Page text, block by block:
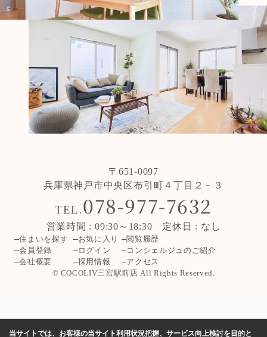
〒651-0097
兵庫県神戸市中央区布引町４丁目２－３
TEL.078-977-7632
営業時間 : 09:30～18:30 定休日 : なし
住まいを探す お気に入り
閲覧履歴
会員登録
ログイン
コンシェルジュのご紹介
会社概要
採用情報
アクセス
© COCOLIV三宮駅前店 All Rights Reserved.
当サイトでは、お客様の当サイト利用状況把握、サービス向上検討を目的と